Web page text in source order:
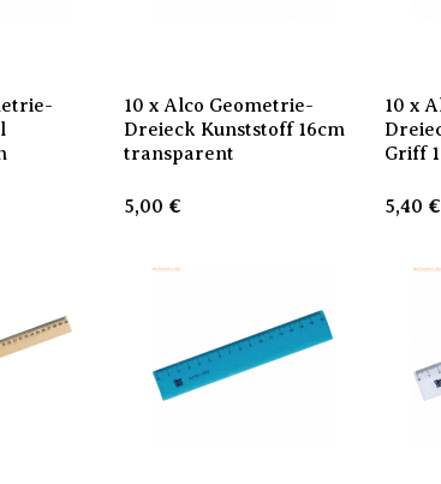
10 x Alco Geometrie-
Dreieck Kunststoff 16cm
transparent
5,00 €
10 x
Griff
5,40 €